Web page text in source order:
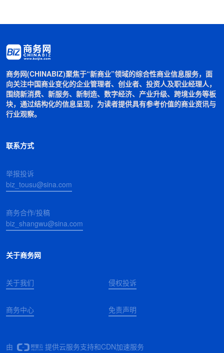
商务网(CHINABIZ)聚焦于“新商业”领域的综合性商业信息服务，面
向关注中国商业变化的企业管理者、创业者、投资人及职业经理人，
围绕新消费、新服务、新制造、数字经济、产业升级、跨境业务等板
块，通过结构化的信息呈现，为读者提供具有参考价值的商业资讯与
行业观察。
联系方式
举报投诉
biz_tousu@sina.com
商务合作/投稿
biz_shangwu@sina.com
关于商务网
关于我们 侵权投诉
商务中心 免责声明
由 提供云服务支持和CDN加速服务